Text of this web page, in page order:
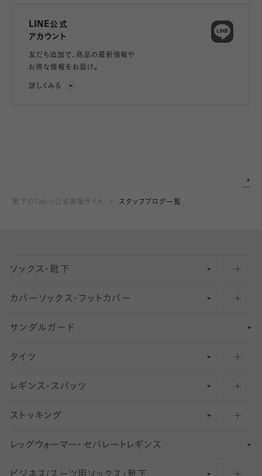
LINE公式
アカウント
友だち追加で、 商品の最新情報や
お得な情報をお届け。
詳しくみる
靴下のTabio公式通販サイト スタッフブログ一覧
ソックス・靴下
五本指ソックス・靴下
足袋ソックス・靴下
無地・プレーンソックス・靴下
柄ソックス・靴下
スニーカー（くるぶし）用ソックス
アンクル・ショートソックス（くるぶし上）
カバーソックス・フットカバー
フットカバー・カバーソックス（深め）
フットカバー・カバーソックス（ふつう）
フットカバー・カバーソックス（浅め）
サンダルガード
タイツ
30デニール以下のタイツ（薄手タイツ）
31〜40デニールタイツ
41〜60デニールタイツ
レギンス・スパッツ
柄レギンス
無地レギンス
ストッキング
伝線しにくいストッキング
レッ グ ウォー マー ・ セパレー ト レ ギンス